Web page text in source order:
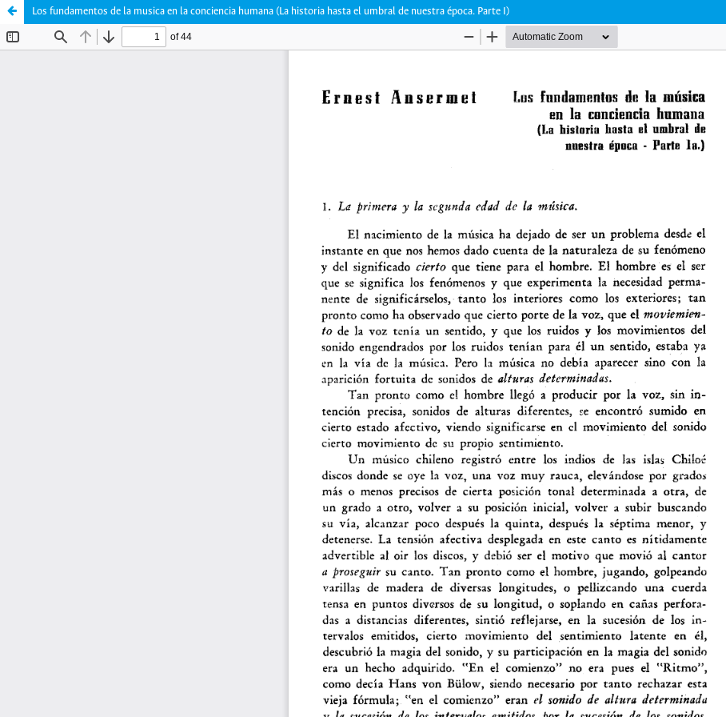
Los fundamentos de la musica en la conciencia humana (La historia hasta el umbral de nuestra época. Parte I)